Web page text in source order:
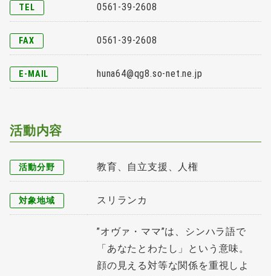
TEL 0561-39-2608
FAX 0561-39-2608
E-MAIL huna64@qg8.so-net.ne.jp
活動内容
活動分野 教育、自立支援、人権
対象地域 スリランカ
”オヴァ・ママ”は、シンハラ語で
「あなたとわたし」という意味。
顔の見える対等な関係を重視しよ